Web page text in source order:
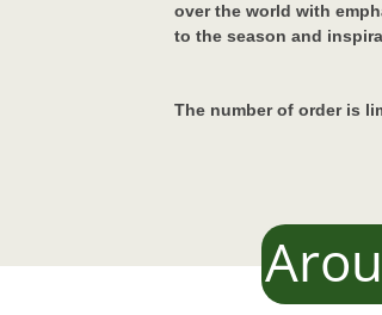
over the world with
to the season and
The number of order is